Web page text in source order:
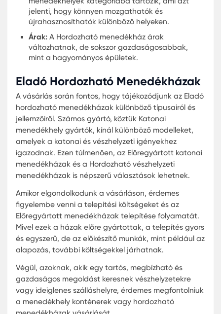
méretétől, felszereltségétől és anyagától
függően. A legtöbb katonai menedékhely
különböző költségvetési és műszaki
követelményeknek.
Gyors Telepítésű Vészhelyzeti
Menedékházak
A természeti katasztrófák vagy ember okozta
válságok esetén a gyors reakció
hordozható vészhelyzeti menedékházak és
menedékhely konténerek gyorsan telepíthető,
biztonságos menedéket kínálnak az érintett
Könnyű szállíthatóság:Sok mobil
könnyedén szállítható helikopterrel, kamionnal
vagy hajóval, ami lehetővé teszi a gyors
telepítést nehezen megközelíthető helyeken
szervezetek és vállalatok Magyarországon,
amelyek készen állnak előregyártott
menedékházak eladására azoknak, akiknek
gyorsan szükségük van rájuk.